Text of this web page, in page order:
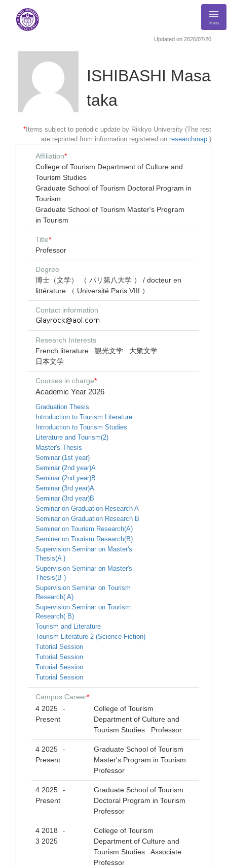
Menu
Updated on 2026/07/20
ISHIBASHI Masa
taka
* Items subject to periodic update by Rikkyo University (The rest
are reprinted from information registered on researchmap.)
Affiliation*
College of Tourism Department of Culture and
Tourism Studies
Graduate School of Tourism Doctoral Program in
Tourism
Graduate School of Tourism Master's Program
in Tourism
Title*
Professor
Degree
博士（文学） （ パリ第八大学 ） / docteur en
littérature （ Université Paris VIII ）
Contact information
Research Interests
French literature
観光文学
大衆文学
日本文学
Courses in charge*
Academic Year 2026
Graduation Thesis
Introduction to Tourism Literature
Introduction to Tourism Studies
Literature and Tourism(2)
Master's Thesis
Seminar (1st year)
Seminar (2nd year)A
Seminar (2nd year)B
Seminar (3rd year)A
Seminar (3rd year)B
Seminar on Graduation Research A
Seminar on Graduation Research B
Seminer on Tourism Research(A)
Seminer on Tourism Research(B)
Supervision Seminar on Master's
Thesis(A )
Supervision Seminar on Master's
Thesis(B )
Supervision Seminar on Tourism
Research( A)
Supervision Seminar on Tourism
Research( B)
Tourism and Literature
Tourism Literature 2 (Science Fiction)
Tutorial Session
Tutorial Session
Tutorial Session
Tutorial Session
Campus Career*
4 2025
-
Present
College of Tourism
Department of Culture and
Tourism Studies Professor
4 2025 -
Present
Graduate School of Tourism
Master's Program in Tourism
Professor
4 2025 -
Present
Graduate School of Tourism
Doctoral Program in Tourism
Professor
4 2018 -
3 2025
College of Tourism
Department of Culture and
Tourism Studies Associate
Professor